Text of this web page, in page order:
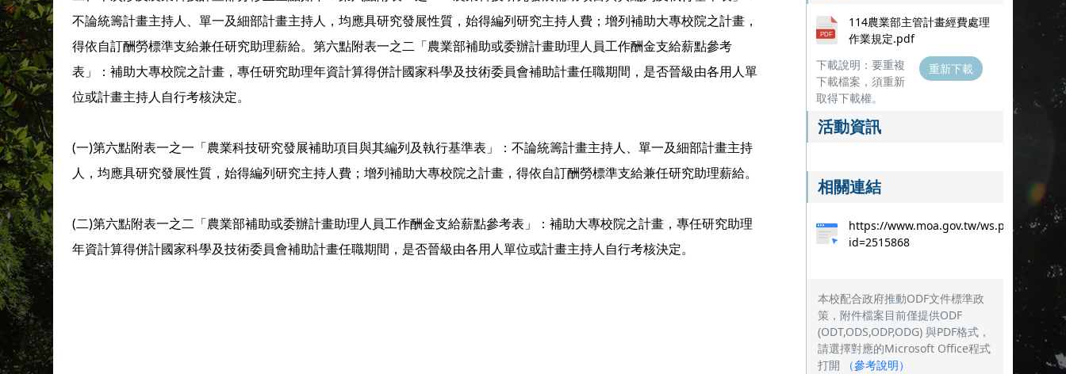
不論統籌計畫主持人、單一及細部計畫主持人，均應具研究發展性質，始得編列研究主持人費；增列補助大專校院之計畫，
得依自訂酬勞標準支給兼任研究助理薪給。第六點附表一之二「農業部補助或委辦計畫助理人員工作酬金支給薪點參考
表」：補助大專校院之計畫，專任研究助理年資計算得併計國家科學及技術委員會補助計畫任職期間，是否晉級由各用人單
位或計畫主持人自行考核決定。
(一)第六點附表一之一「農業科技研究發展補助項目與其編列及執行基準表」：不論統籌計畫主持人、單一及細部計畫主持
人，均應具研究發展性質，始得編列研究主持人費；增列補助大專校院之計畫，得依自訂酬勞標準支給兼任研究助理薪給。
(二)第六點附表一之二「農業部補助或委辦計畫助理人員工作酬金支給薪點參考表」：補助大專校院之計畫，專任研究助理
年資計算得併計國家科學及技術委員會補助計畫任職期間，是否晉級由各用人單位或計畫主持人自行考核決定。
114農業部主管計畫經費處理
作業規定.pdf
下載說明：要重複
下載檔案，須重新
取得下載權。
重新下載
活動資訊
相關連結
https://www.moa.gov.tw/ws.php?
id=2515868
本校配合政府推動ODF文件標準政
策，附件檔案目前僅提供ODF
(ODT,ODS,ODP,ODG) 與PDF格式，
請選擇對應的Microsoft Office程式
打開
（參考說明）